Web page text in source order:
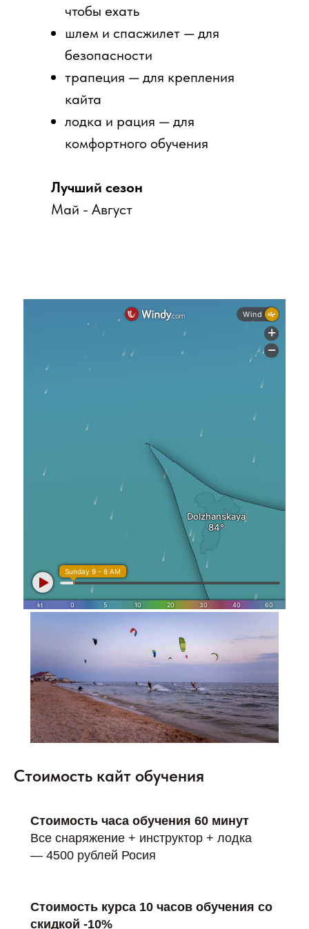
чтобы ехать
шлем и спасжилет — для
безопасности
трапеция — для крепления
кайта
лодка и рация — для
комфортного обучения
Лучший сезон
Май - Август
Стоимость кайт обучения
Стоимость часа обучения 60 минут
Все снаряжение + инструктор + лодка
— 4500 рублей Росия
Стоимость курса 10 часов обучения со
скидкой -10%